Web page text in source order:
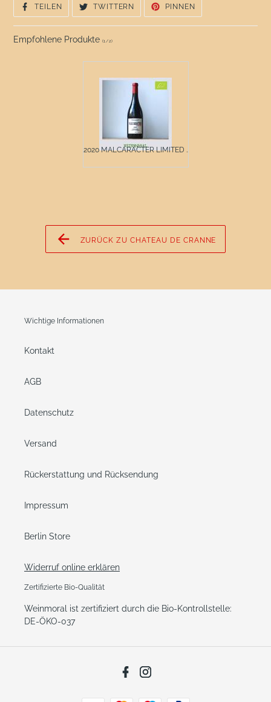
TEILENAUF
FACEBOOK
TEILEN
TWITTERN
TWITTER
TWITTERN
PINNEN
PINNEN
Empfohlene Produkte (1/2)
2020 MALCARACTER LIMITED ...
ZURÜCK ZU CHATEAU DE CRANNE
Wichtige Informationen
Kontakt
AGB
Datenschutz
Versand
Rückerstattung und Rücksendung
Impressum
Berlin Store
Widerruf online erklären
Zertifizierte Bio-Qualität
Weinmoral ist zertifiziert durch die Bio-Kontrollstelle:
DE-ÖKO-037
Facebook